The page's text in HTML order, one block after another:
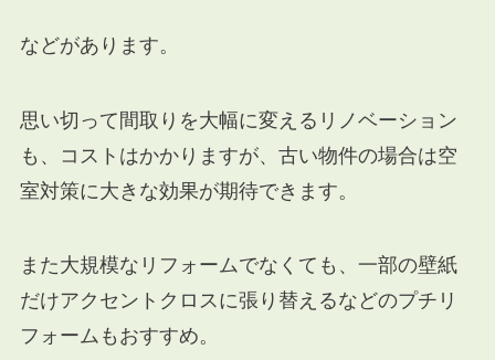
などがあります。
思い切って間取りを大幅に変えるリノベーション
も、コストはかかりますが、古い物件の場合は空
室対策に大きな効果が期待できます。
また大規模なリフォームでなくても、一部の壁紙
だけアクセントクロスに張り替えるなどのプチリ
フォームもおすすめ。